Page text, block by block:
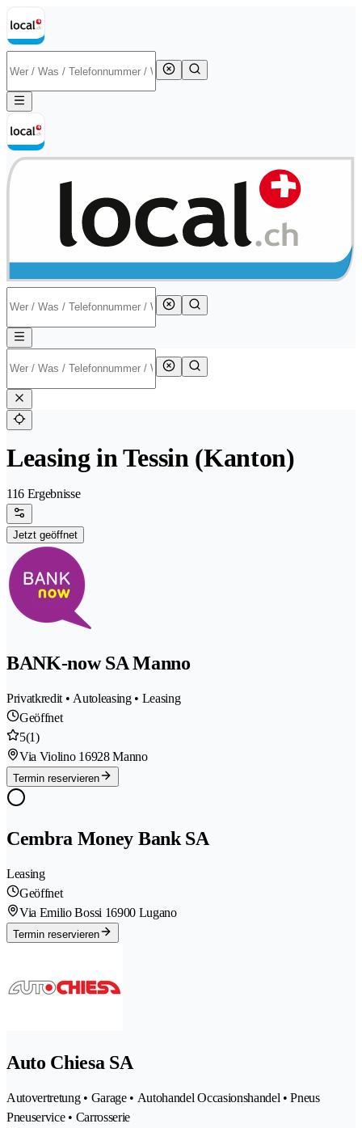
Leasing in Tessin (Kanton)
116 Ergebnisse
Jetzt geöffnet
BANK-now SA Manno
Privatkredit • Autoleasing • Leasing
Geöffnet
5(1)
Via Violino 16928 Manno
Termin reservieren
Cembra Money Bank SA
Leasing
Geöffnet
Via Emilio Bossi 16900 Lugano
Termin reservieren
Auto Chiesa SA
Autovertretung • Garage • Autohandel Occasionshandel • Pneus
Pneuservice • Carrosserie